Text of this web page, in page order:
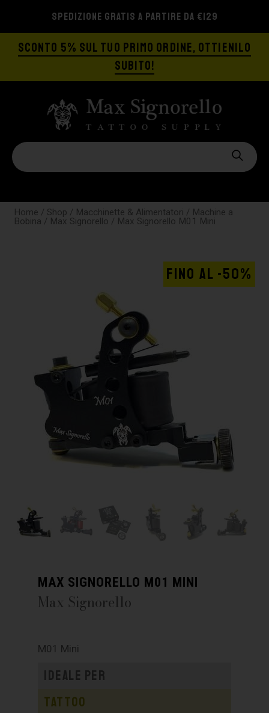
SPEDIZIONE GRATIS A PARTIRE DA €129
SCONTO 5% SUL TUO PRIMO ORDINE, OTTIENILO
SUBITO!
Home / Shop / Macchinette & Alimentatori / Machine a
Bobina / Max Signorello / Max Signorello M01 Mini
FINO AL -50%
MAX SIGNORELLO M01 MINI
Max Signorello
M01 Mini
Ideale per
Tattoo